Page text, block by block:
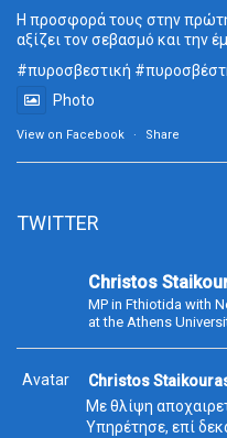
Η προσφορά τους στην πρώτη
αξίζει τον σεβασμό και την
#πυροσβεστική
Photo
View on Facebook · Share
TWITTER
Christos
MP in Fthiotida with
at the Athens
Avatar Christos
Με θλίψη
Υπηρέτησε, επί